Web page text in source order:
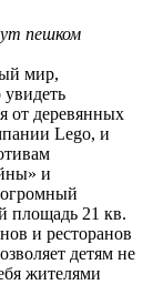
пешком
мир,
от деревянных
Lego, и
и
огромный
площадь 21 кв.
и ресторанов
детям не
жителями